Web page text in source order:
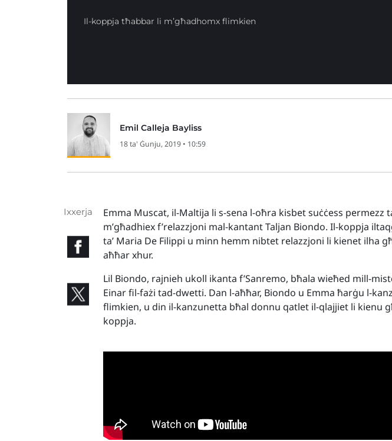
Il-koppja tħabbar li m’għadhomx flimkien
Emil Calleja Bayliss
18 ta' Ġunju, 2019 • 10:59
Ixxerja
Emma Muscat, il-Maltija li s-sena l-oħra kisbet suċċess permezz
m’għadhiex f’relazzjoni mal-kantant Taljan Biondo. Il-koppja
ta’ Maria De Filippi u minn hemm nibtet relazzjoni li kienet ilha
aħħar xhur.
Lil Biondo, rajnieh ukoll ikanta f’Sanremo, bħala wieħed mill-
Einar fil-fażi tad-dwetti. Dan l-aħħar, Biondo u Emma ħarġu l-
flimkien, u din il-kanzunetta bħal donnu qatlet il-qlajjiet li kienu
koppja.